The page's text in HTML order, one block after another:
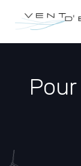
content